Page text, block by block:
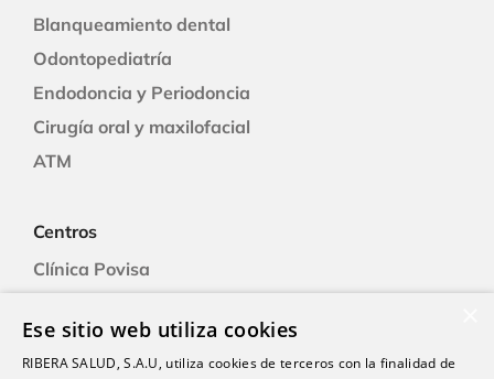
Blanqueamiento dental
Odontopediatría
Endodoncia y Periodoncia
Cirugía oral y maxilofacial
ATM
Centros
Clínica Povisa
Ciudad Quesada
Clínica Cartagena
Ese sitio web utiliza cookies
RIBERA SALUD, S.A.U, utiliza cookies de terceros con la finalidad de